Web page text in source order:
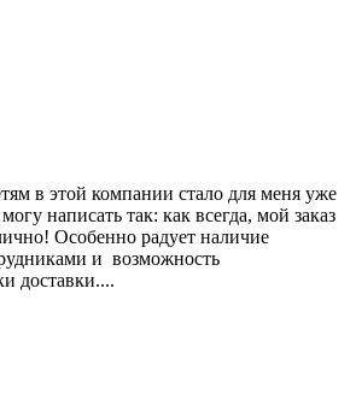
в этой компании стало для меня уже
написать так: как всегда, мой заказ
Особенно радует наличие
и возможность
доставки....